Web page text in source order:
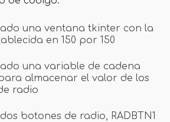
una ventana tkinter con la
en 150 por 150
una variable de cadena
almacenar el valor de los
radio
botones de radio, RADBTN1